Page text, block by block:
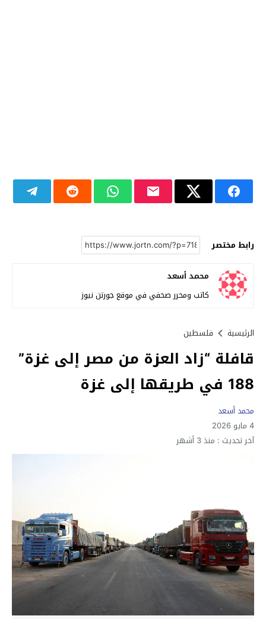
رابط مختصر
محمد أسعد
كاتب ومحرر صحفي في موقع جورتن نيوز
الرئيسية فلسطين
قافلة “زاد العزة من مصر إلى غزة”
188 في طريقها إلى غزة
محمد أسعد
4 مايو 2026
آخر تحديث : منذ 3 أشهر